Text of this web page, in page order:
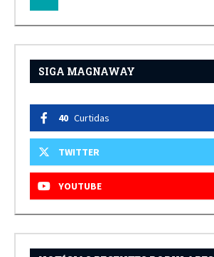
SIGA MAGNAWAY
40 Curtidas
TWITTER
YOUTUBE